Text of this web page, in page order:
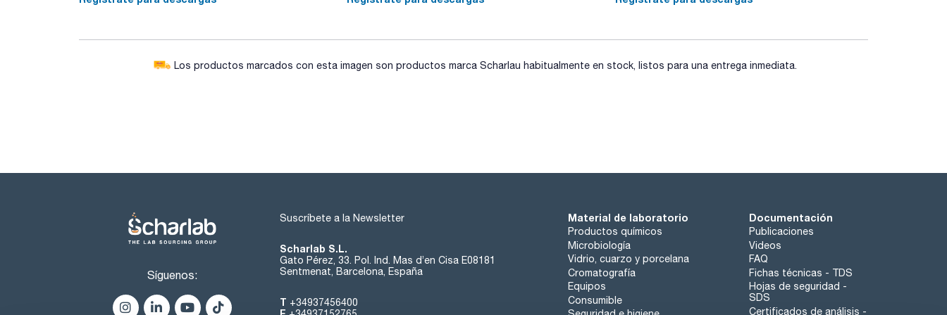
algunos grupos hidroxilo, siendo estas últimas ligeramente más hidrófilas. Características. Tamaño medio de
Los productos marcados con esta imagen son productos marca Scharlau habitualmente en stock, listos para una entrega inmediata.
Síguenos:
Suscríbete a la Newsletter
Scharlab S.L.
Gato Pérez, 33. Pol. Ind. Mas d’en Cisa E08181
Sentmenat, Barcelona, España
T +34937456400
Material de laboratorio
Productos químicos
Microbiología
Vidrio, cuarzo y porcelana
Cromatografía
Equipos
Consumible
Documentación
Publicaciones
Videos
FAQ
Fichas técnicas - TDS
Hojas de seguridad -
SDS
Certificados de análisis -